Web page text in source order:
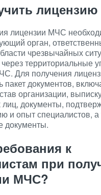
лицензии МЧС
орган,
чрезвычайных
через территориальные
Для получения
пакет документов,
организации,
лиц, документы,
и опыт специалистов, а
документы.
к
при
МЧС?